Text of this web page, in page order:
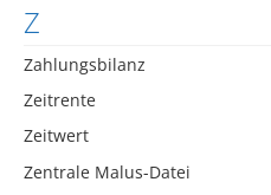
Z
Zahlungsbilanz
Zeitrente
Zeitwert
Zentrale Malus-Datei